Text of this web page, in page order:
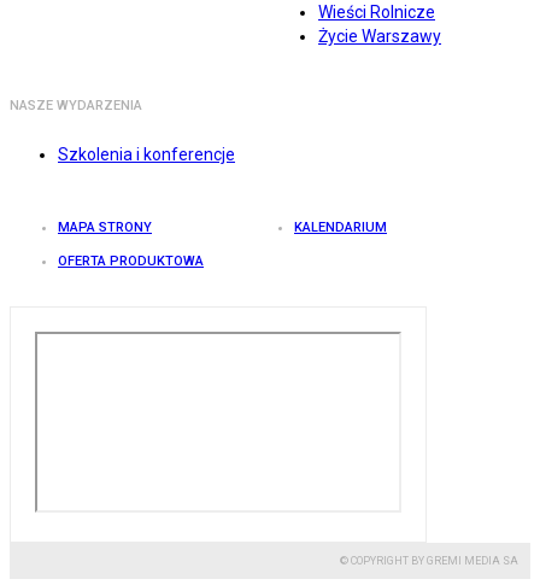
Wieści Rolnicze
Życie Warszawy
NASZE WYDARZENIA
Szkolenia i konferencje
MAPA STRONY KALENDARIUM
OFERTA PRODUKTOWA
© COPYRIGHT BY GREMI MEDIA SA